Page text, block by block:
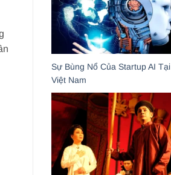
Sự Bùng Nổ Của Startup AI Tại
Việt Nam